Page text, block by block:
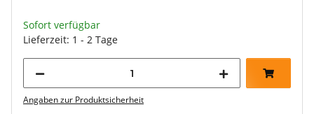
Sofort verfügbar
Lieferzeit: 1 - 2 Tage
Angaben zur Produktsicherheit